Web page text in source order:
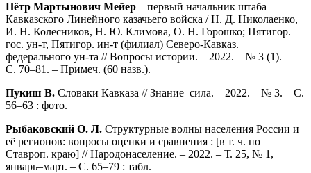
Пётр Мартынович Мейер – первый начальник штаба
Кавказского Линейного казачьего войска / Н. Д. Николаенко,
И. Н. Колесников, Н. Ю. Климова, О. Н. Горошко; Пятигор.
гос. ун-т, Пятигор. ин-т (филиал) Северо-Кавказ.
федерального ун-та // Вопросы истории. – 2022. – № 3 (1). –
С. 70–81. – Примеч. (60 назв.).
Пукиш В. Словаки Кавказа // Знание–сила. – 2022. – № 3. – С.
56–63 : фото.
Рыбаковский О. Л. Структурные волны населения России и
её регионов: вопросы оценки и сравнения : [в т. ч. по
Ставроп. краю] // Народонаселение. – 2022. – Т. 25, № 1,
январь–март. – С. 65–79 : табл.